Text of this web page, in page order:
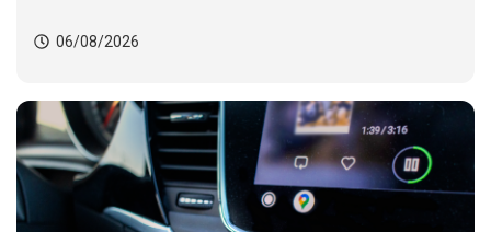
06/08/2026